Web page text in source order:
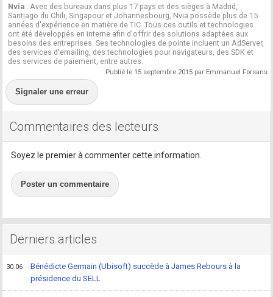
Nvia : Avec des bureaux dans plus 17 pays et des sièges à Madrid,
Santiago du Chili, Singapour et Johannesbourg, Nvia possède plus de 15
années d'expérience en matière de TIC. Tous ces outils et technologies
ont été développés en interne afin d'offrir des solutions adaptées aux
besoins des entreprises. Ses technologies de pointe incluent un AdServer,
des services d'emailing, des technologies pour navigateurs, des SDK et
des services de paiement, entre autres.
Publié le 15 septembre 2015 par Emmanuel Forsans
Signaler une erreur
Commentaires des lecteurs
Soyez le premier à commenter cette information.
Poster un commentaire
Derniers articles
30.06
Bénédicte Germain (Ubisoft) succède à James Rebours à la
présidence du SELL